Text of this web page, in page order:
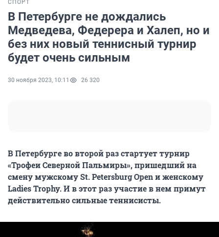
СПОРТ
В Петербурге не дождались
Медведева, Федерера и Халеп, но и
без них новый теннисный турнир
будет очень сильным
30 ноября 2023, 10:11 26 320
В Петербурге во второй раз стартует турнир
«Трофеи Северной Пальмиры», пришедший на
смену мужскому St. Petersburg Open и женскому
Ladies Trophy. И в этот раз участие в нем примут
действительно сильные теннисисты.